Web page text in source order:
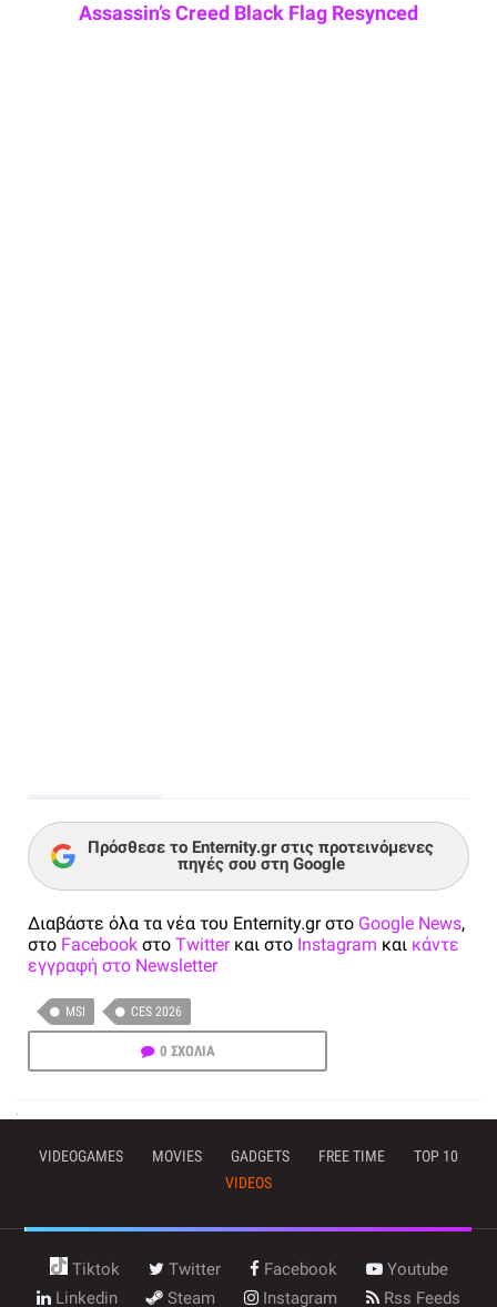
Assassin’s Creed Black Flag Resynced
Πρόσθεσε το Enternity.gr στις προτεινόμενες
πηγές σου στη Google
Διαβάστε όλα τα νέα του Enternity.gr στο Google News,
στο Facebook στο Twitterκαι στο Instagram και κάντε
εγγραφή στο Newsletter
MSI CES 2026
0 ΣΧΟΛΙΑ
VIDEOGAMES MOVIES GADGETS FREE TIME
TOP 10
VIDEOS
Tiktok Twitter Facebook
Youtube
Linkedin
Steam Instagram Rss Feeds